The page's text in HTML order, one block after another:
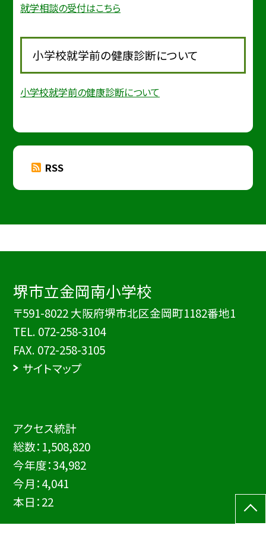
就学相談の受付はこちら
小学校就学前の健康診断について
小学校就学前の健康診断について
RSS
堺市立金岡南小学校
〒591-8022 大阪府堺市北区金岡町1182番地1
TEL. 072-258-3104
FAX. 072-258-3105
サイトマップ
アクセス統計
総数： 1,508,820
今年度：34,982
今月：4,041
本日：22